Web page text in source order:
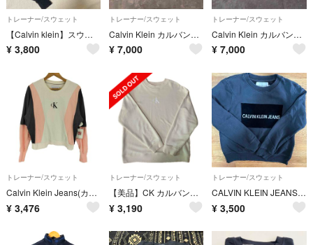
トレーナー/スウェット
【Calvin klein】スウェットトップス ショート/クロップド
¥ 3,800
トレーナー/スウェット
Calvin Klein カルバンクライン スウェット 新品
¥ 7,000
トレーナー/スウェット
Calvin Klein カルバンクライン スウェット
¥ 7,000
トレーナー/スウェット
Calvin Klein Jeans(カルバンクラインジーンズ) レディース
¥ 3,476
トレーナー/スウェット
【美品】CK カルバンクライン レディース スウェット トレーナー S
¥ 3,190
トレーナー/スウェット
CALVIN KLEIN JEANSスウェット
¥ 3,500